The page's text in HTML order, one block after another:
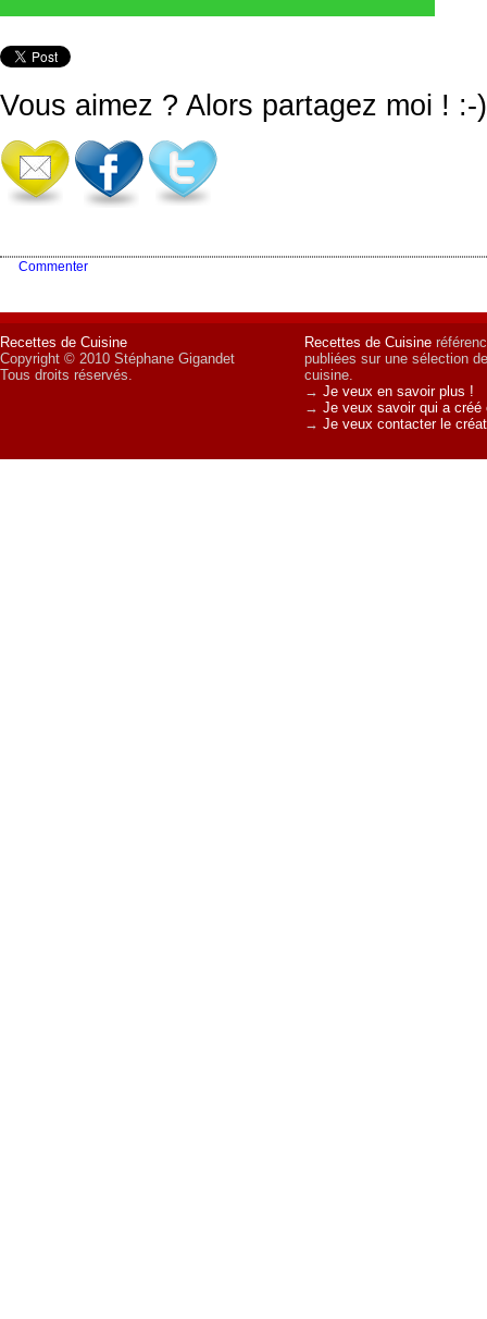
Vous aimez ? Alors partagez moi ! :-)
Commenter
Recettes de Cuisine
Copyright © 2010 Stéphane Gigandet
Tous droits réservés.
Recettes de Cuisine
publiées sur une sélection
cuisine.
→ Je veux en savoir plus !
→ Je veux savoir qui a créé
→ Je veux contacter le